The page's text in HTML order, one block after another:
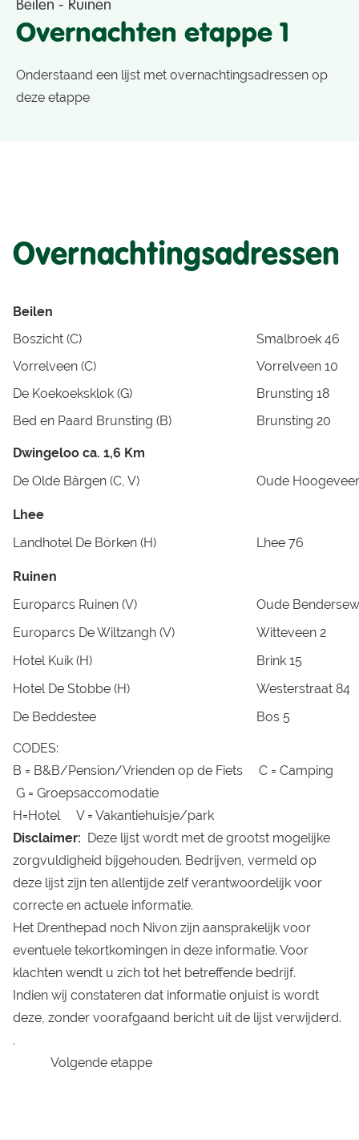
Beilen - Ruinen
Overnachten etappe 1
Onderstaand een lijst met overnachtingsadressen op
deze etappe
Overnachtingsadressen
Beilen
Boszicht (C)
Smalbroek 46
Vorrelveen (C)
Vorrelveen 10
De Koekoeksklok (G)
Brunsting 18
Bed en Paard Brunsting (B)
Brunsting 20
Dwingeloo ca. 1,6 Km
De Olde Bârgen (C, V)
Oude
Lhee
Landhotel De Börken (H)
Lhee 76
Ruinen
Europarcs Ruinen (V)
Oude
Europarcs De Wiltzangh (V)
Witteveen 2
Hotel Kuik (H)
Brink 15
Hotel De Stobbe (H)
Westerstraat 84
De Beddestee
Bos 5
CODES:
B = B&B/Pension/Vrienden op de Fiets C = Camping
G = Groepsaccomodatie
H=Hotel V = Vakantiehuisje/park
Disclaimer: Deze lijst wordt met de grootst mogelijke
zorgvuldigheid bijgehouden. Bedrijven, vermeld op
deze lijst zijn ten allentijde zelf verantwoordelijk voor
correcte en actuele informatie.
Het Drenthepad noch Nivon zijn aansprakelijk voor
eventuele tekortkomingen in deze informatie. Voor
klachten wendt u zich tot het betreffende bedrijf.
Indien wij constateren dat informatie onjuist is wordt
deze, zonder voorafgaand bericht uit de lijst verwijderd.
.
Volgende etappe